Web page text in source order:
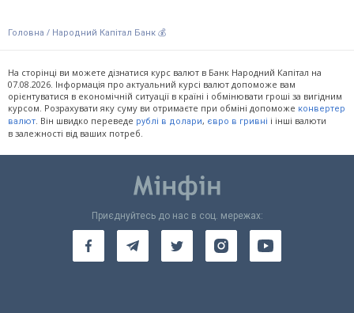
Головна / Народний Капітал Банк 💰
На сторінці ви можете дізнатися курс валют в Банк Народний Капітал на
07.08.2026. Інформація про актуальний курсі валют допоможе вам
орієнтуватися в економічній ситуації в країні і обмінювати гроші за вигідним
курсом. Розрахувати яку суму ви отримаєте при обміні допоможе конвертер
валют. Він швидко переведе рублі в долари, євро в гривні і інші валюти
в залежності від ваших потреб.
Приєднуйтесь до нас в соц. мережах: